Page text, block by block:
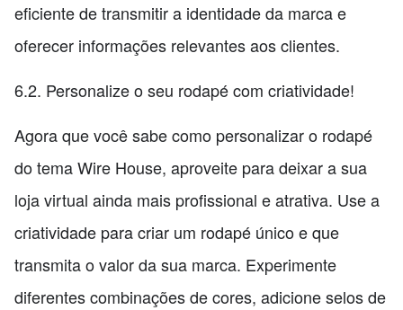
eficiente de transmitir a identidade da marca e
oferecer informações relevantes aos clientes.
6.2. Personalize o seu rodapé com criatividade!
Agora que você sabe como personalizar o rodapé
do tema Wire House, aproveite para deixar a sua
loja virtual ainda mais profissional e atrativa. Use a
criatividade para criar um rodapé único e que
transmita o valor da sua marca. Experimente
diferentes combinações de cores, adicione selos de